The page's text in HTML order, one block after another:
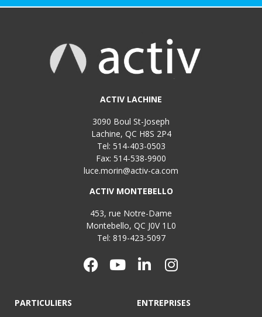
ACTIV LACHINE
3090 Boul St-Joseph
Lachine, QC H8S 2P4
Tel: 514-403-0503
Fax: 514-538-9900
luce.morin@activ-ca.com
ACTIV MONTEBELLO
453, rue Notre-Dame
Montebello, QC J0V 1L0
Tel: 819-423-5097
PARTICULIERS ENTREPRISES